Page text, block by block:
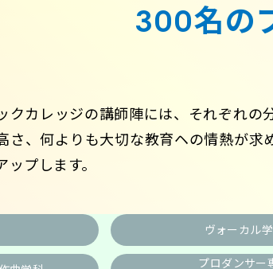
300名の
クカレッジの講師陣には、それぞれ
さ、何よりも大切な教育ヘの情熱が
プします。
ヴォーカル
プロダンサー